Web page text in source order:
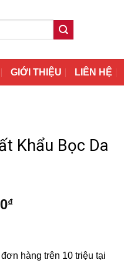
GIỚI THIỆU LIÊN HỆ
Khẩu Bọc Da
₫Giá
12,900,000₫.
hàng trên 10 triệu tại